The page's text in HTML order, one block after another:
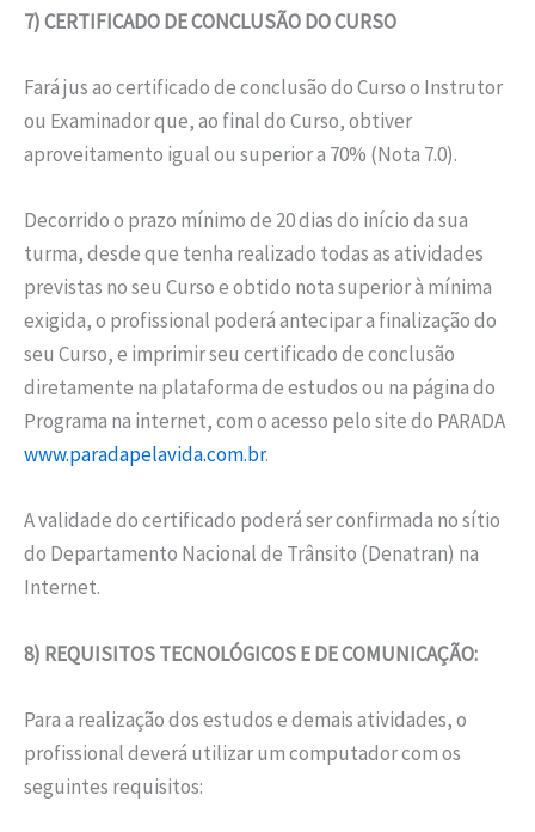
7) CERTIFICADO DE CONCLUSÃO DO CURSO
Fará jus ao certificado de conclusão do Curso o Instrutor
ou Examinador que, ao final do Curso, obtiver
aproveitamento igual ou superior a 70% (Nota 7.0).
Decorrido o prazo mínimo de 20 dias do início da sua
turma, desde que tenha realizado todas as atividades
previstas no seu Curso e obtido nota superior à mínima
exigida, o profissional poderá antecipar a finalização do
seu Curso, e imprimir seu certificado de conclusão
diretamente na plataforma de estudos ou na página do
Programa na internet, com o acesso pelo site do PARADA
www.paradapelavida.com.br.
A validade do certificado poderá ser confirmada no sítio
do Departamento Nacional de Trânsito (Denatran) na
Internet.
8) REQUISITOS TECNOLÓGICOS E DE COMUNICAÇÃO:
Para a realização dos estudos e demais atividades, o
profissional deverá utilizar um computador com os
seguintes requisitos: